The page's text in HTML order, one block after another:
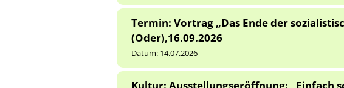
Termin: Vortrag „Das Ende der
(Oder),16.09.2026
Datum: 14.07.2026